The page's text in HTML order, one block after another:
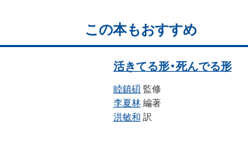
この本もおすすめ
活きてる形・死んでる形
睦鎮碩監修
李夏林編著
洪敏和 訳